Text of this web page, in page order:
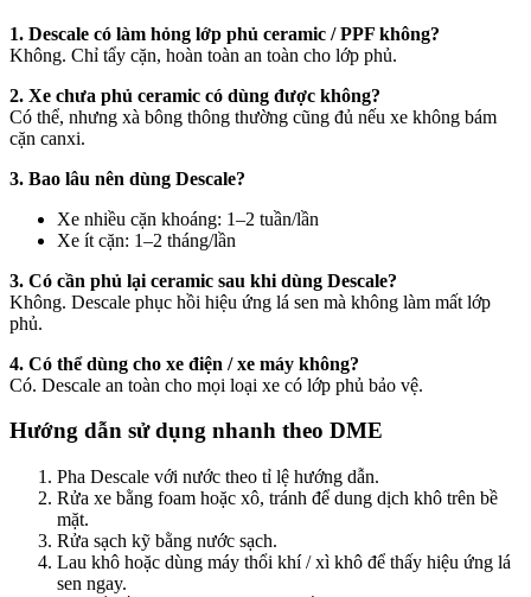
1. Descale có làm hỏng lớp phủ ceramic / PPF không?
Không. Chỉ tẩy cặn, hoàn toàn an toàn cho lớp phủ.
2. Xe chưa phủ ceramic có dùng được không?
Có thể, nhưng xà bông thông thường cũng đủ nếu xe không bám
cặn canxi.
3. Bao lâu nên dùng Descale?
Xe nhiều cặn khoáng: 1–2 tuần/lần
Xe ít cặn: 1–2 tháng/lần
3. Có cần phủ lại ceramic sau khi dùng Descale?
Không. Descale phục hồi hiệu ứng lá sen mà không làm mất lớp
phủ.
4. Có thể dùng cho xe điện / xe máy không?
Có. Descale an toàn cho mọi loại xe có lớp phủ bảo vệ.
Hướng dẫn sử dụng nhanh theo DME
Pha Descale với nước theo tỉ lệ hướng dẫn.
Rửa xe bằng foam hoặc xô, tránh để dung dịch khô trên bề
mặt.
Rửa sạch kỹ bằng nước sạch.
Lau khô hoặc dùng máy thổi khí / xì khô để thấy hiệu ứng lá
sen ngay.